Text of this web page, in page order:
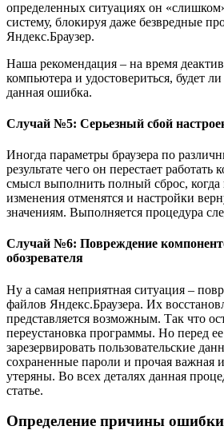
определенных ситуациях он
систему, блокируя даже безвредные
Яндекс.Браузер.
Наша рекомендация – на время
компьютера и удостовериться, будет
данная ошибка.
Случай №5: Серьезный сбой
Иногда параметры браузера по
результате чего он перестает работать
смысл выполнить полный сброс, когда
изменения отменятся и настройки
значениям. Выполняется процедура
Случай №6: Повреждение
обозревателя
Ну а самая неприятная ситуация –
файлов Яндекс.Браузера. Их
представляется возможным. Так что
переустановка программы. Но перед
зарезервировать пользовательские
сохраненные пароли и прочая важная
утеряны. Во всех деталях данная
статье.
Определение причины ошибки